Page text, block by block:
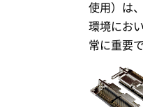
使用）は
環境にお
常に重要